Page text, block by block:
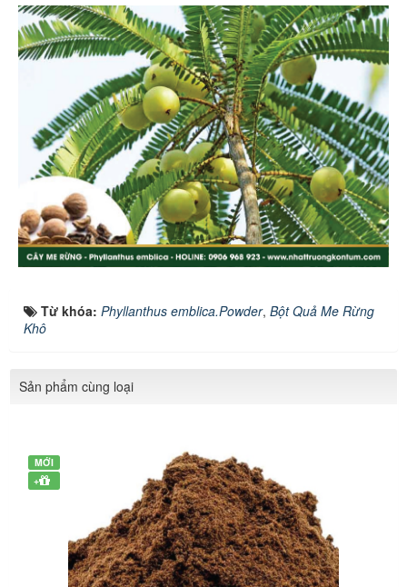
Từ khóa: Phyllanthus emblica.Powder, Bột Quả Me Rừng
Khô
Sản phẩm cùng loại
MỚI
+